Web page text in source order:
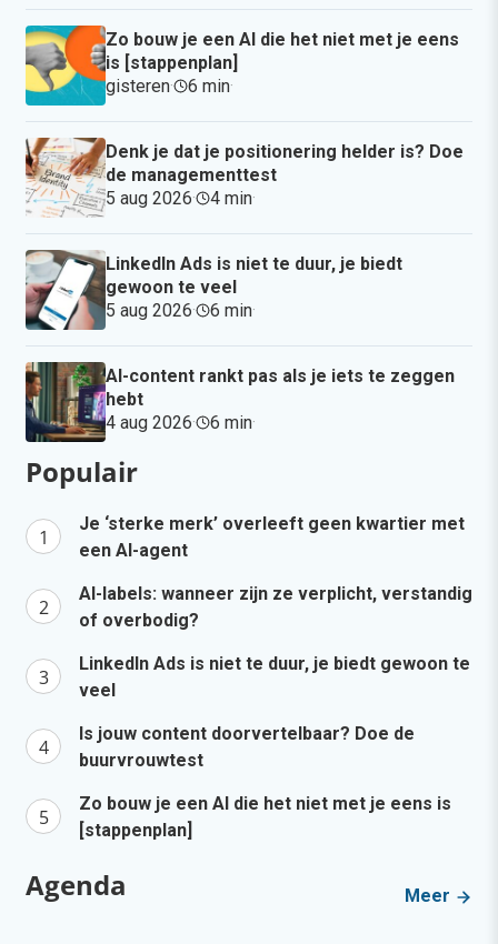
Zo bouw je een AI die het niet met je eens
is [stappenplan]
gisteren· 6 min·
Denk je dat je positionering helder is? Doe
de managementtest
5 aug 2026· 4 min·
LinkedIn Ads is niet te duur, je biedt
gewoon te veel
5 aug 2026· 6 min·
AI-content rankt pas als je iets te zeggen
hebt
4 aug 2026· 6 min·
Populair
Je ‘sterke merk’ overleeft geen kwartier met
een AI-agent
AI-labels: wanneer zijn ze verplicht, verstandig
of overbodig?
LinkedIn Ads is niet te duur, je biedt gewoon te
veel
Is jouw content doorvertelbaar? Doe de
buurvrouwtest
Zo bouw je een AI die het niet met je eens is
[stappenplan]
Agenda Meer